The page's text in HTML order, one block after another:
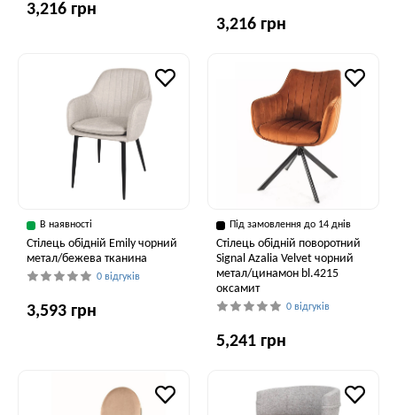
3,216 грн
3,216 грн
В наявності
Стілець обідній Emily чорний
метал/бежева тканина
0 відгуків
3,593 грн
Під замовлення до 14 днів
Стілець обідній поворотний
Signal Azalia Velvet чорний
метал/цинамон bl.4215
оксамит
0 відгуків
5,241 грн